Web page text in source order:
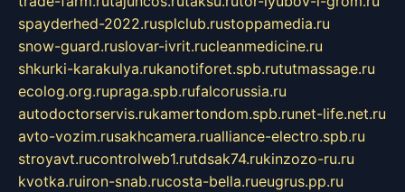
spayderhed-2022.rusplclub.rustoppamedia.ru
snow-guard.ruslovar-ivrit.rucleanmedicine.ru
shkurki-karakulya.rukanotiforet.spb.rututmassage.ru
ecolog.org.rupraga.spb.rufalcorussia.ru
autodoctorservis.rukamertondom.spb.runet-life.net.ru
avto-vozim.rusakhcamera.rualliance-electro.spb.ru
stroyavt.rucontrolweb1.rutdsak74.rukinzozo-ru.ru
kvotka.ruiron-snab.rucosta-bella.rueugrus.pp.ru